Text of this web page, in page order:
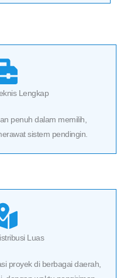
Lengkap
penuh dalam memilih,
sistem pendingin.
Luas
proyek di berbagai daerah,